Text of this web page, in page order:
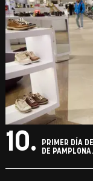
10.
PRIMER DÍA
DE